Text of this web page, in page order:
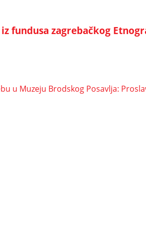
fundusa zagrebačkog
u Muzeju Brodskog Posavlja: